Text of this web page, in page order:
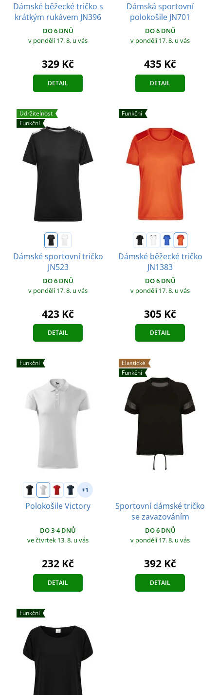
Dámské běžecké tričko s
krátkým rukávem JN396
DO 6 DNŮ
v pondělí 17. 8. u vás
329 Kč
DETAIL
Dámská sportovní
polokošile JN701
DO 6 DNŮ
v pondělí 17. 8. u vás
435 Kč
DETAIL
Udržitelnost
Funkční
Dámské sportovní tričko
JN523
DO 6 DNŮ
v pondělí 17. 8. u vás
423 Kč
DETAIL
Funkční
Dámské běžecké tričko
JN1383
DO 6 DNŮ
v pondělí 17. 8. u vás
305 Kč
DETAIL
Funkční
+1
Polokošile Victory
DO 3-4 DNŮ
ve čtvrtek 13. 8. u vás
232 Kč
DETAIL
Elastické
Funkční
Sportovní dámské tričko
se zavazováním
DO 6 DNŮ
v pondělí 17. 8. u vás
392 Kč
DETAIL
Funkční